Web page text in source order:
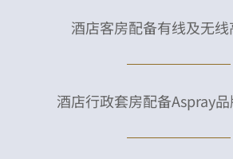
酒店客房配备有线及无
酒店行政套房配备Aspray